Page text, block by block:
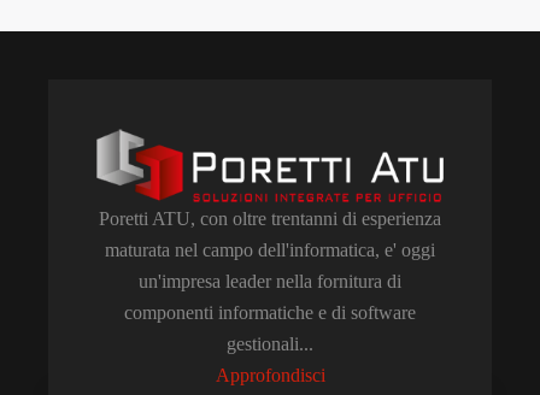
Poretti ATU, con oltre trentanni di esperienza
maturata nel campo dell'informatica, e' oggi
un'impresa leader nella fornitura di
componenti informatiche e di software
gestionali...
Approfondisci